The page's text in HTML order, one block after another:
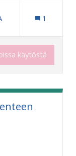
1
käytöstä